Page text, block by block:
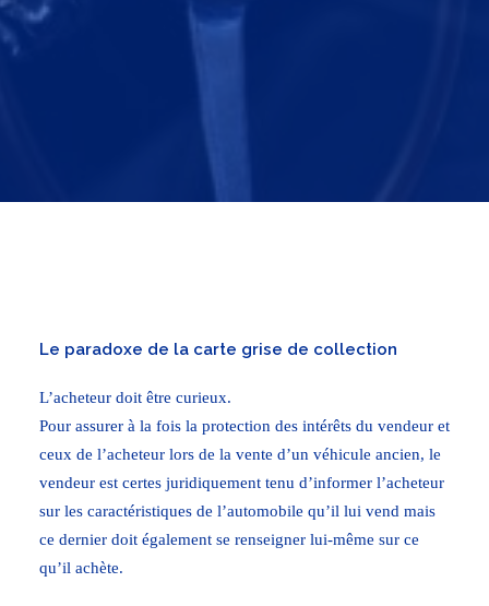
Le paradoxe de la carte grise de collection
L’acheteur doit être curieux.
Pour assurer à la fois la protection des intérêts du vendeur et
ceux de l’acheteur lors de la vente d’un véhicule ancien, le
vendeur est certes juridiquement tenu d’informer l’acheteur
sur les caractéristiques de l’automobile qu’il lui vend mais
ce dernier doit également se renseigner lui-même sur ce
qu’il achète.